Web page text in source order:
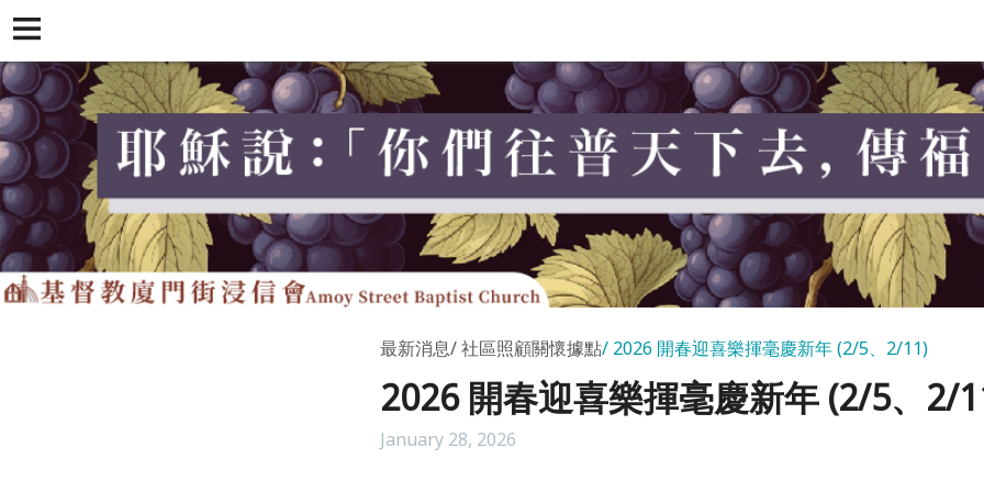
最新消息 社區照顧關懷據點 2026 開春迎喜樂揮毫慶新年 (2/5、2/11)
2026 開春迎喜樂揮毫慶新年 (2/5、2/
January 28, 2026